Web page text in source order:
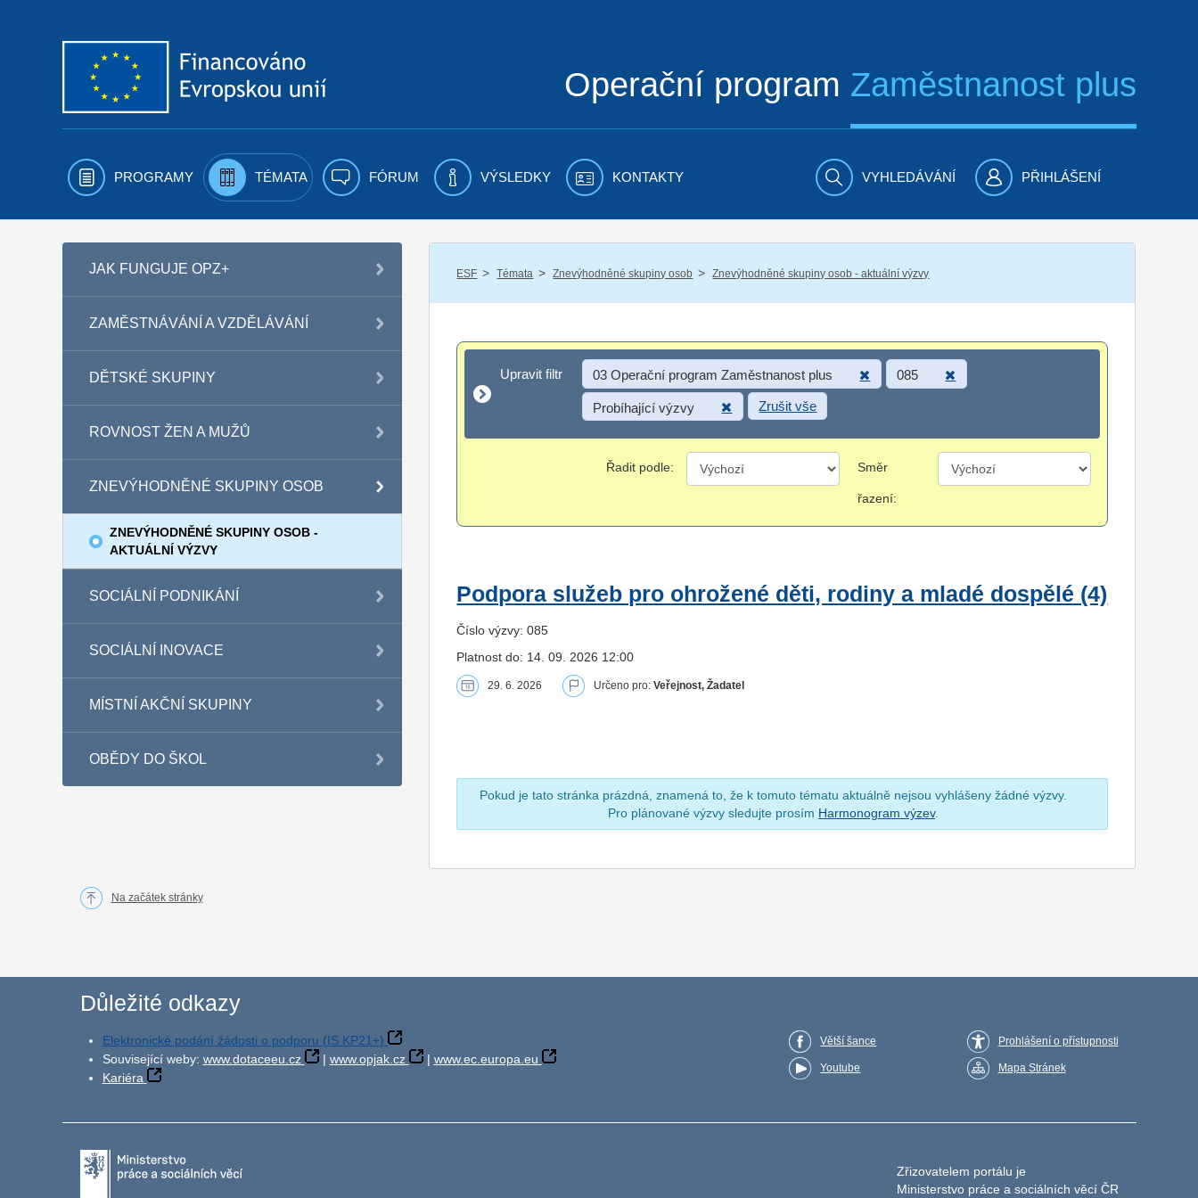
Operační program Zaměstnanost plus
PROGRAMY TÉMATA FÓRUM VÝSLEDKY KONTAKTY VYHLEDÁVÁNÍ PŘIHLÁŠENÍ
JAK FUNGUJE OPZ+
ZAMĚSTNÁVÁNÍ A VZDĚLÁVÁNÍ
DĚTSKÉ SKUPINY
ROVNOST ŽEN A MUŽŮ
ZNEVÝHODNĚNÉ SKUPINY OSOB
ZNEVÝHODNĚNÉ SKUPINY OSOB -
AKTUÁLNÍ VÝZVY
SOCIÁLNÍ PODNIKÁNÍ
SOCIÁLNÍ INOVACE
MÍSTNÍ AKČNÍ SKUPINY
OBĚDY DO ŠKOL
ESF / Témata / Znevýhodněné skupiny osob / Znevýhodněné skupiny osob - aktuální výzvy
Upravit filtr
Upravit filtr 03 Operační program Zaměstnanost plus 085
Probíhající výzvy Zrušit vše
Řadit podle: Směr
řazení:
Podpora služeb pro ohrožené děti, rodiny a mladé dospělé (4)
Číslo výzvy: 085
Platnost do: 14. 09. 2026 12:00
29. 6. 2026 Určeno pro:Veřejnost, Žadatel
Pokud je tato stránka prázdná, znamená to, že k tomuto tématu aktuálně nejsou vyhlášeny žádné výzvy.
Pro plánované výzvy sledujte prosím Harmonogram výzev.
Na začátek stránky
Důležité odkazy
Elektronické podání žádosti o podporu (IS KP21+)
Související weby: www.dotaceeu.cz | www.opjak.cz | www.ec.europa.eu
Kariéra
Větší šance
Youtube
Prohlášení o přístupnosti
Mapa Stránek
Zřizovatelem portálu je
Ministerstvo práce a sociálních věcí ČR